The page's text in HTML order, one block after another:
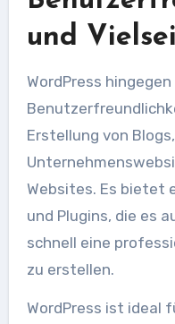
und
WordPress
Erstellung von
Websites. Es bietet
und Plugins, die es
schnell eine
zu erstellen.
WordPress ist ideal